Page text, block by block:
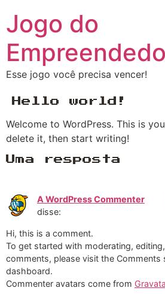
Jogo do
Esse jogo você precisa vencer!
Hello world!
Welcome to WordPress. This is
delete it, then start writing!
Uma resposta
A WordPress Commenter
disse:
Hi, this is a comment.
To get started with moderating,
comments, please visit the Comments
dashboard.
Commenter avatars come from